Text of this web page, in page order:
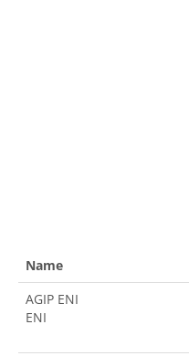
Name
AGIP ENI
ENI